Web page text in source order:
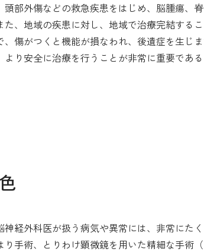
頭部外傷などの救急疾患をはじめ、脳腫瘍、
た、地域の疾患に対し、地域で治療完結する
、傷がつくと機能が損なわれ、後遺症を生じ
より安全に治療を行うことが非常に重要である
神経外科医が扱う病気や異常には、非常にた
り手術、とりわけ顕微鏡を用いた精細な手術